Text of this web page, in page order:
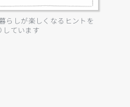
らしが楽しくなるヒントを
しています